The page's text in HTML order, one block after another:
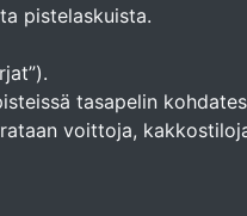
pistelaskuista.
tasapelin
voittoja,